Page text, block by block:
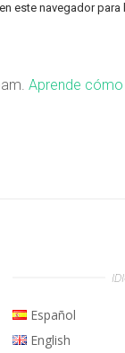
este navegador para
Aprende
Español
English